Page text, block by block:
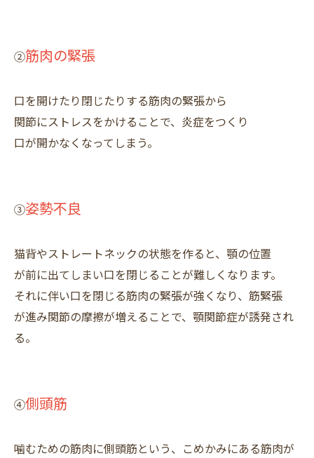
②筋肉の緊張
口を開けたり閉じたりする筋肉の緊張から
関節にストレスをかけることで、炎症をつくり
口が開かなくなってしまう。
③姿勢不良
猫背やストレートネックの状態を作ると、顎の位置
が前に出てしまい口を閉じることが難しくなります。
それに伴い口を閉じる筋肉の緊張が強くなり、筋緊張
が進み関節の摩擦が増えることで、顎関節症が誘発され
る。
④側頭筋
噛むための筋肉に側頭筋という、こめかみにある筋肉が